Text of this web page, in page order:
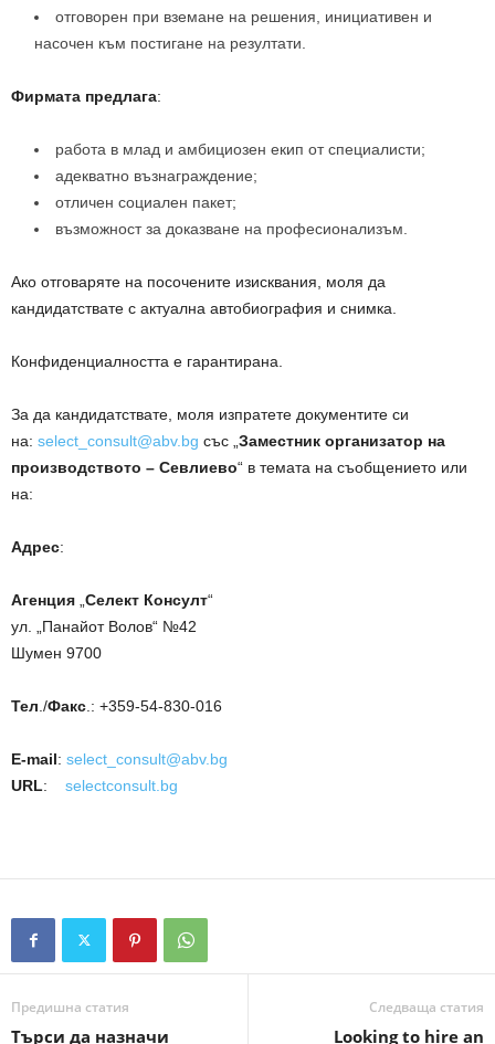
отговорен при вземане на решения, инициативен и
насочен към постигане на резултати.
Фирмата предлага:
работа в млад и амбициозен екип от специалисти;
адекватно възнаграждение;
отличен социален пакет;
възможност за доказване на професионализъм.
Ако отговаряте на посочените изисквания, моля да
кандидатствате с актуална автобиография и снимка.
Конфиденциалността е гарантирана.
За да кандидатствате, моля изпратете документите си
на: select_consult@abv.bg със „ Заместник организатор на
производството – Севлиево“ в темата на съобщението или
на:
Адрес:
Агенция Селект Консулт“
ул. „Панайот Волов“ №42
Шумен 9700
Тел ./Факс .: +359-54-830-016
E-mail: select_consult@abv.bg
URL: selectconsult.bg
Предишна статия
Търси да назначи
Следваща статия
Looking to hire an